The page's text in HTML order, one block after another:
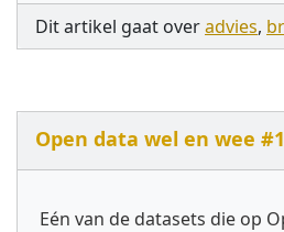
Dit artikel gaat overadvies,
Open data wel en wee #1
Eén van de datasets die op